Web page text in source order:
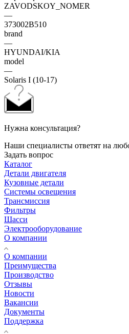
ZAVODSKOY_NOMER
—
373002B510
brand
—
HYUNDAI/KIA
model
—
Solaris I (10-17)
Нужна консультация?
Наши специалисты ответят на
Задать вопрос
Каталог
Детали двигателя
Кузовные детали
Системы освещения
Трансмиссия
Фильтры
Шасси
Электрооборудование
О компании
О компании
Преимущества
Производство
Отзывы
Новости
Вакансии
Документы
Поддержка